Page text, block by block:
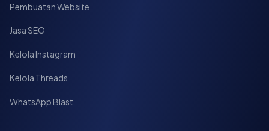
Pembuatan Website
Jasa SEO
Kelola Instagram
Kelola Threads
WhatsApp Blast